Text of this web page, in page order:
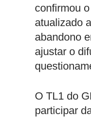
confirmou
atualizado
abandono
ajustar o
O TL1 do
participar